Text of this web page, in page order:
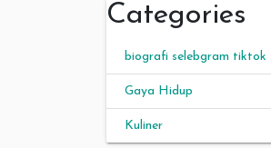
Categories
biografi selebgram tiktok
Gaya Hidup
Kuliner